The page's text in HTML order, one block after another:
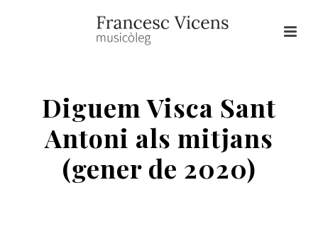
Diguem Visca Sant
Antoni als mitjans
(gener de 2020)